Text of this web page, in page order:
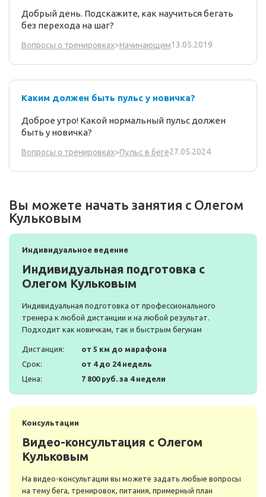
Добрый день. Подскажите, как научиться бегать
без перехода на шаг?
Вопросы о тренировках>Начинающим13.05.2019
Каким должен быть пульс у новичка?
Доброе утро! Какой нормальный пульс должен
быть у новичка?
Вопросы о тренировках>Пульс в беге27.05.2024
Вы можете начать занятия с Олегом
Кульковым
Индивидуальное ведение
Индивидуальная подготовка с
Олегом Кульковым
Индивидуальная подготовка от профессионального
тренера к любой дистанции и на любой результат.
Подходит как новичкам, так и быстрым бегунам
Дистанция:
от 5 км до марафона
Срок:
от 4 до 24 недель
Цена:
7 800 руб. за 4 недели
Консультации
Видео-консультация с Олегом
Кульковым
На видео-консультации вы можете задать любые вопросы
на тему бега, тренировок, питания, примерный план